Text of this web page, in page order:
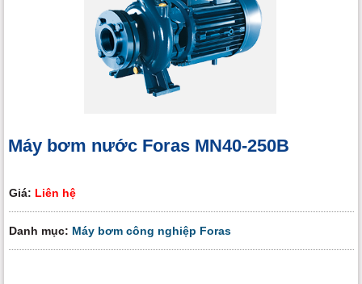
Máy bơm nước Foras MN40-250B
Giá: Liên hệ
Danh mục: Máy bơm công nghiệp Foras